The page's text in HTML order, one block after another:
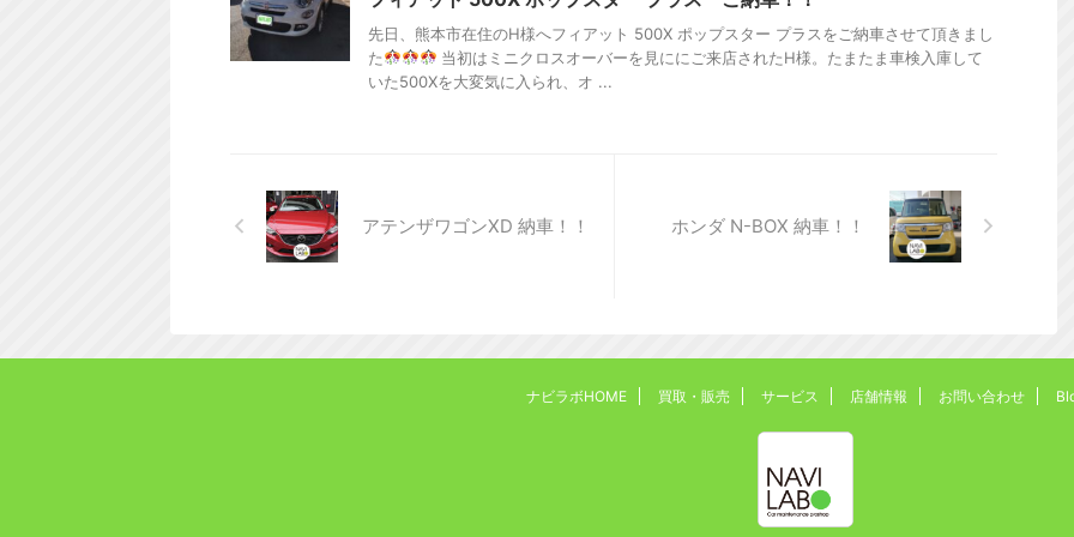
先日、熊本市在住のH様へフィアット 500X ポップスター プラスをご納車させて頂きまし
た
当初はミニクロスオーバーを見ににご来店されたH様。たまたま車検入庫して
いた500Xを大変気に入られ、オ ...
アテンザワゴンXD 納車！！ ホンダ N-BOX 納車！！
ナビラボHOME 買取・販売 サービス 店舗情報 お問い合わせ